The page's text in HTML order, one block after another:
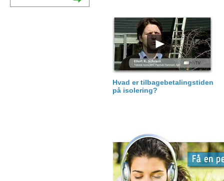
Hvad er tilbagebetalingstiden
på isolering?